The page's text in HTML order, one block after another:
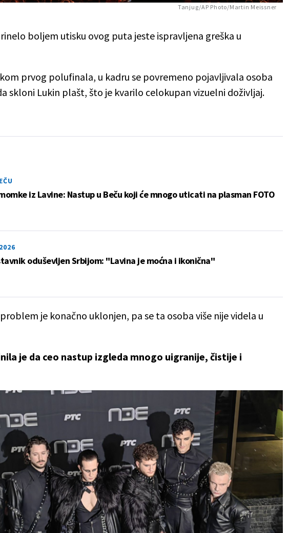
Tanjug/AP Photo/Martin Meissner
boljem utisku ovog puta jeste ispravljena greška u
prvog polufinala, u kadru se povremeno pojavljivala osoba
skloni Lukin plašt, što je kvarilo celokupan vizuelni doživljaj.
iz Lavine: Nastup u Beču koji će mnogo uticati na plasman FOTO
oduševljen Srbijom: "Lavina je moćna i ikonična"
je konačno uklonjen, pa se ta osoba više nije videla u
je da ceo nastup izgleda mnogo uigranije, čistije i